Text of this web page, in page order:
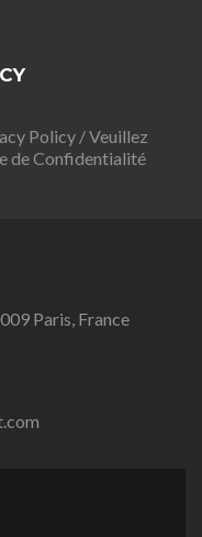
Policy / Veuillez
de Confidentialité
Paris, France